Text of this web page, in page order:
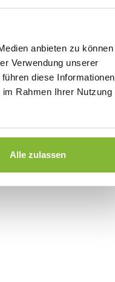
anbieten zu können
Verwendung unserer
diese Informationen
Rahmen Ihrer Nutzung
Alle zulassen